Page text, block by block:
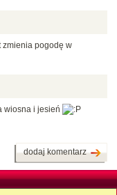
zmienia pogodę w
wiosna i jesień
dodaj komentarz